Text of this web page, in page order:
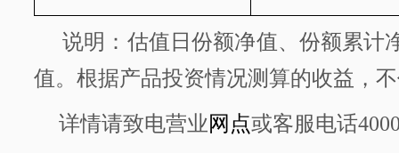
说明：估值日份额净值、份额累计
值。根据产品投资情况测算的收益，
详情请致电营业网点或客服电话